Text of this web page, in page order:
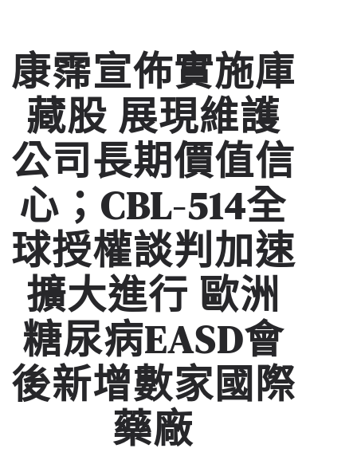
康霈宣佈實施庫
藏股 展現維護
公司長期價值信
心；CBL-514全
球授權談判加速
擴大進行 歐洲
糖尿病EASD會
後新增數家國際
藥廠